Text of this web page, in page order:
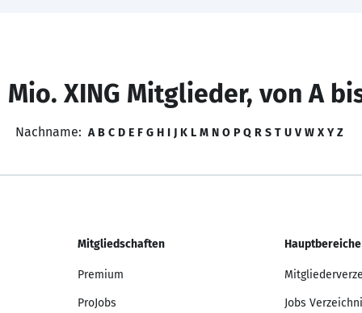
Mio. XING Mitglieder, von A
Nachname: A B C D E F G H I J K L M N O P Q R S T U V W X Y Z
Mitgliedschaften
Premium
ProJobs
Hauptbereiche
Jobs